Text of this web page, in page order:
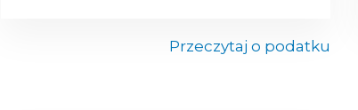
Przeczytaj o podatku